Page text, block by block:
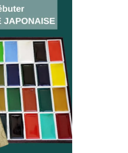
et
Répondre
À 16H27
super clair ! Ton
utile quand on
vraiment envie